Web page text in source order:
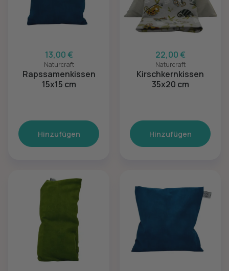
13,00 €
Naturcraft
Rapssamenkissen
15x15 cm
Hinzufügen
22,00 €
Naturcraft
Kirschkernkissen
35x20 cm
Hinzufügen